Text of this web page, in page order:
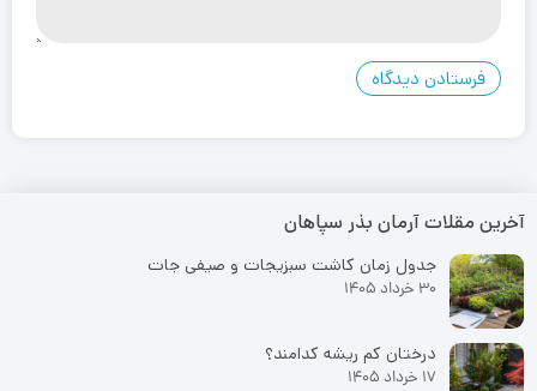
آخرین مقلات آرمان بذر سپاهان
جدول زمان کاشت سبزیجات و صیفی جات
30 خرداد 1405
درختان کم ریشه کدامند؟
17 خرداد 1405